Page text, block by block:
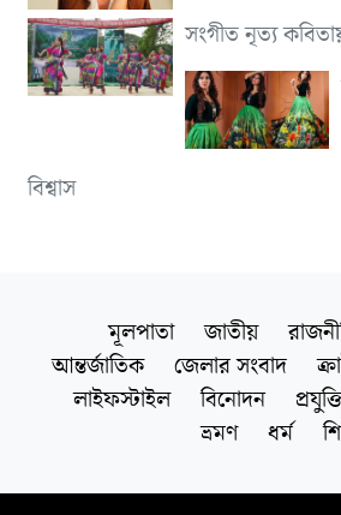
সংগীত নৃত্য
বিশ্বাস
মূলপাতা জাতীয়
আন্তর্জাতিক
জেলার সংবাদ
লাইফস্টাইল
বিনোদন
ভ্রমণ
ধর্ম